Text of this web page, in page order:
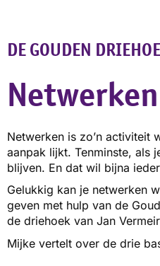
DE GOUDEN
Netwerken
Netwerken is zo’n activiteit
aanpak lijkt. Tenminste, als
blijven. En dat wil bijna
Gelukkig kan je netwerken
geven met hulp van de
de driehoek van Jan
Mijke vertelt over de drie